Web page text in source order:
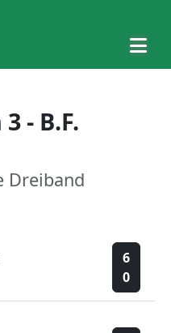
- B.F.
Dreiband
6
0